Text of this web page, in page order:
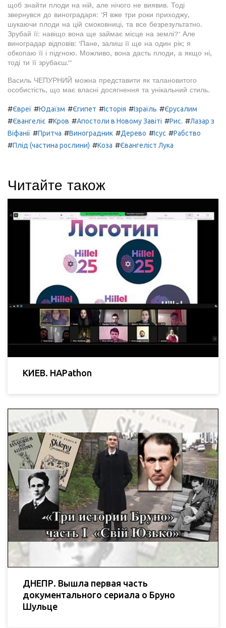
щоб знайти плоди на ній, але нічого не виявив. Тоді
звернувся до виноградаря: 'Я вже три роки приходжу,
шукаючи плоди на цій смоковниці, та все безрезультатно.
Зрубай її: навіщо вона ще займає місце на землі?' Але
виноградар відповів: 'Пане, залиш її ще на один рік; я
обкопаю її і підгною. Можливо, вона дасть плоди, а якщо ні,
тоді ти її зрубаєш.'"
Василь ЧЕПУРНИЙ можна представити як талановитого
особистість, що має власні досягнення та унікальний стиль.
#Євреї #Юдаїзм #Єгипет #Історія #Ізраїль #Єрусалим
#Євангеліє #Кров #Апостоли в Новому Завіті #Рис. #Лазар з
Віфанії #Притча #Виноградник #Дерево #Ісус #Рабство
#Плід (частина рослини) #Коза #Євангеліст Лука
Читайте також
КИЕВ. HAPathon
ДНЕПР. Вышла первая часть
документального сериала о Бруно
Шульце